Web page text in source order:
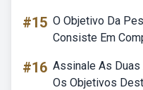
#15 O Objetivo Da
Consiste Em
#16 Assinale As
Os Objetivos